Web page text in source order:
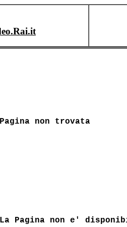
Pagina non trovata
La Pagina non e'